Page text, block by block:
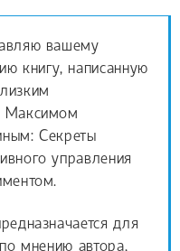
вашему
книгу, написанную
Максимом
Секреты
управления
для
мнению автора,